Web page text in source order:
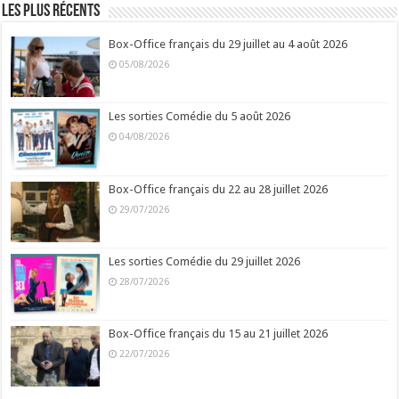
Les plus récents
Box-Office français du 29 juillet au 4 août 2026
05/08/2026
Les sorties Comédie du 5 août 2026
04/08/2026
Box-Office français du 22 au 28 juillet 2026
29/07/2026
Les sorties Comédie du 29 juillet 2026
28/07/2026
Box-Office français du 15 au 21 juillet 2026
22/07/2026